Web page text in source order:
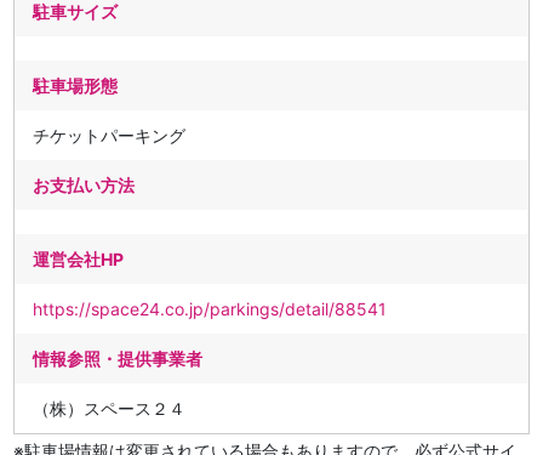
駐車サイズ
駐車場形態
チケットパーキング
お支払い方法
運営会社HP
https://space24.co.jp/parkings/detail/88541
情報参照・提供事業者
（株）スペース２４
※駐車場情報は変更されている場合もありますので、必ず公式サイ